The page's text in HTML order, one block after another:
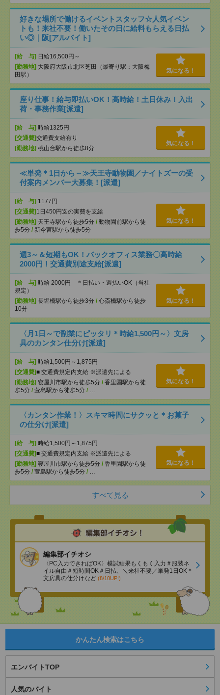
好きな場所で働けるイベントスタッフ☆人気イベン
トも！来社不要！働いたその日に給料もらえる日払
い◎｜阪[アルバイト]
[給 与] 日給16,500円～
[勤務地] 大阪府大阪市北区芝田（最寄り駅：大阪梅
田駅）
気になる！
座り仕事！給与即払いOK！高時給！土日休み！入出
荷・事務作業[派遣]
[給 与] 時給1325円
[交通費]交通費支給有り
[勤務地] 桃山台駅から徒歩8分
気になる！
≪単発＊1日から～≫天王寺動物園／ナイトズーの受
付案内メンバー大募集！[派遣]
[給 与] 1177円
[交通費] 1日450円迄の実費を支給
[勤務地] 天王寺駅から徒歩5分 / 動物園前駅から徒
歩5分 / 新今宮駅から徒歩5分
気になる！
週3～＆短期もOK！バックオフィス業務〇高時給
2000円！交通費別途支給[派遣]
[給 与] 時給 2000円 ＊日払い・週払いOK（当社
規定）
[勤務地] 長堀橋駅から徒歩3分 / 心斎橋駅から徒歩
10分
気になる！
〈月1日～で副業にピッタリ＊時給1,500円～〉文房
具のカンタン仕分け[派遣]
[給 与] 時給1,500円～1,875円
[交通費]■ 交通費規定内支給 ※派遣先による
[勤務地] 寝屋川市駅から徒歩5分 / 香里園駅から徒
歩5分 / 萱島駅から徒歩5分 / …
気になる！
〈カンタン作業！〉スキマ時間にサクッと＊お菓子
の仕分け[派遣]
[給 与] 時給1,500円～1,875円
[交通費]■ 交通費規定内支給 ※派遣先による
[勤務地] 寝屋川市駅から徒歩5分 / 香里園駅から徒
歩5分 / 萱島駅から徒歩5分 / …
気になる！
すべて見る
編集部イチオシ
〈PC入力できればOK〉模試結果もくもく入力＃服装ネ
イル自由＃短時間OK＃日払、＼来社不要／単発1日OK＊
文房具の仕分けなど (8/10UP!)
かんたん検索はこちら
エンバイトTOP
人気のバイト